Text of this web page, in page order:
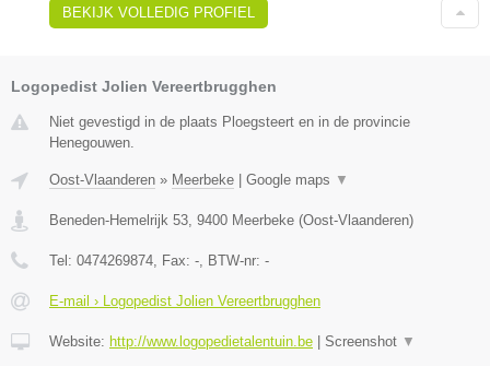
BEKIJK VOLLEDIG PROFIEL
Logopedist Jolien Vereertbrugghen
Niet gevestigd in de plaats Ploegsteert en in de provincie
Henegouwen.
Oost-Vlaanderen » Meerbeke Google maps ▼
Beneden-Hemelrijk 53, 9400 Meerbeke (Oost-Vlaanderen)
Tel: 0474269874, Fax: -, BTW-nr: -
E-mail › Logopedist Jolien Vereertbrugghen
Website: http://www.logopedietalentuin.be Screenshot ▼